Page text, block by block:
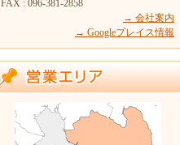
FAX : 096-381-2858
→ 会社案内
→ Googleプレイス情報